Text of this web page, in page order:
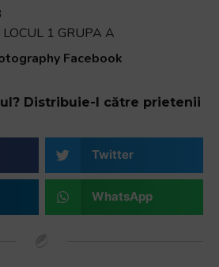
1 GRUPA A
Facebook
Distribuie-l către prietenii
Twitter
WhatsApp